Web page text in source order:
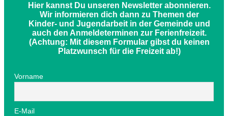
Hier kannst Du unseren Newsletter abonnieren.
Wir informieren dich dann zu Themen der
Kinder- und Jugendarbeit in der Gemeinde und
auch den Anmeldeterminen zur Ferienfreizeit.
(Achtung: Mit diesem Formular gibst du keinen
Platzwunsch für die Freizeit ab!)
Vorname
E-Mail